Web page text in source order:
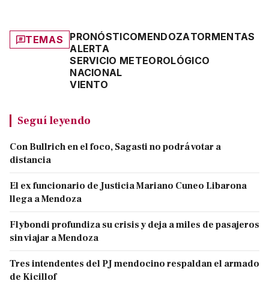
TEMAS PRONÓSTICOMENDOZATORMENTAS
ALERTA
SERVICIO METEOROLÓGICO
NACIONAL
VIENTO
Seguí leyendo
Con Bullrich en el foco, Sagasti no podrá votar a
distancia
El ex funcionario de Justicia Mariano Cuneo Libarona
llega a Mendoza
Flybondi profundiza su crisis y deja a miles de pasajeros
sin viajar a Mendoza
Tres intendentes del PJ mendocino respaldan el armado
de Kicillof